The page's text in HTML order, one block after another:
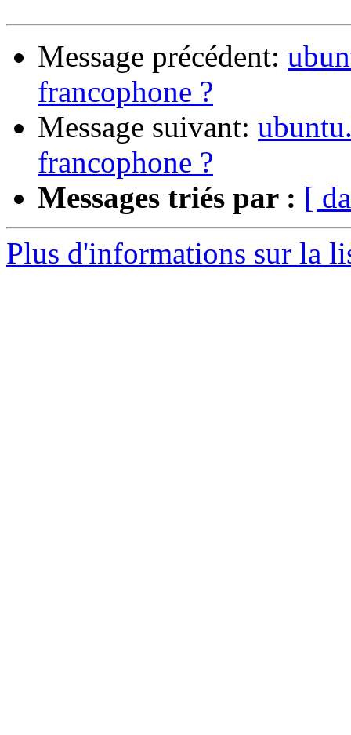
Message précédent:
francophone ?
Message suivant:
francophone ?
Messages triés par : [
Plus d'informations sur la